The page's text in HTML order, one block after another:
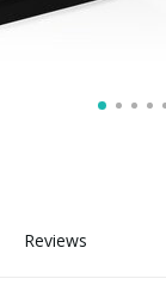
Reviews